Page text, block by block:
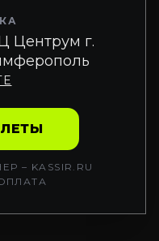
Центрум г.
– KASSIR.RU